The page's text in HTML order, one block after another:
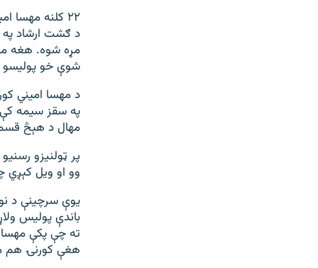
۲۲ کلنه مهسا امیني د
د ګشت ارشاد په
مړه شوه. هغه
شوې خو
په سقز سیمه کې
مهال د هېڅ
وو او ویل کېږي
باندې پولیس
ته چې پکې
هغې کورنۍ هم